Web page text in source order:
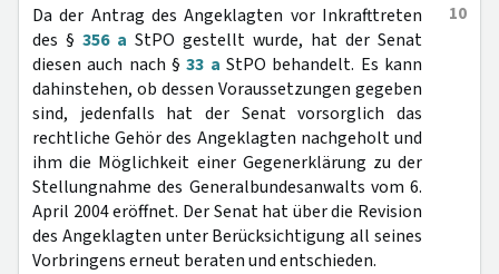
10
Da der Antrag des Angeklagten vor Inkrafttreten
des § 356 a StPO gestellt wurde, hat der Senat
diesen auch nach §33 a StPO behandelt. Es kann
dahinstehen, ob dessen Voraussetzungen gegeben
sind, jedenfalls hat der Senat vorsorglich das
rechtliche Gehör des Angeklagten nachgeholt und
ihm die Möglichkeit einer Gegenerklärung zu der
Stellungnahme des Generalbundesanwalts vom 6.
April 2004 eröffnet. Der Senat hat über die Revision
des Angeklagten unter Berücksichtigung all seines
Vorbringens erneut beraten und entschieden.